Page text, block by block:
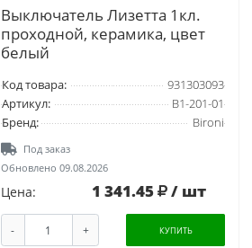
Выключатель Лизетта 1кл.
проходной, керамика, цвет
белый
Код товара:
931303093
Артикул:
B1-201-01
Бренд:
Bironi
Под заказ
Обновлено 09.08.2026
Цена: 1 341.45 / шт
- + КУПИТЬ